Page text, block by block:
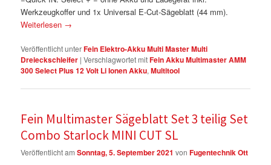
Werkzeugkoffer und 1x Universal E-Cut-Sägeblatt (44 mm).
Weiterlesen →
Veröffentlicht unterFein Elektro-Akku Multi Master Multi
Dreieckschleifer |Verschlagwortet mitFein Akku Multimaster AMM
300 Select Plus 12 Volt Li Ionen Akku,Multitool
Fein Multimaster Sägeblatt Set 3 teilig Set
Combo Starlock MINI CUT SL
Veröffentlicht amSonntag, 5. September 2021 vonFugentechnik Ott